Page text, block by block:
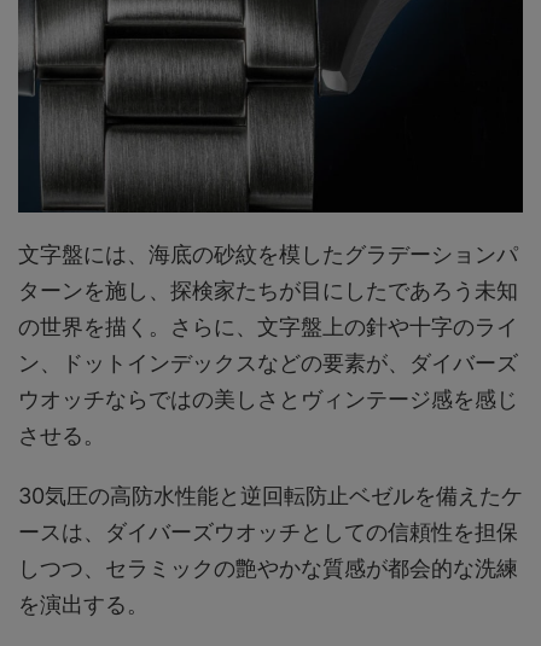
文字盤には、海底の砂紋を模したグラデーションパ
ターンを施し、探検家たちが目にしたであろう未知
の世界を描く。さらに、文字盤上の針や十字のライ
ン、ドットインデックスなどの要素が、ダイバーズ
ウオッチならではの美しさとヴィンテージ感を感じ
させる。
30気圧の高防水性能と逆回転防止ベゼルを備えたケ
ースは、ダイバーズウオッチとしての信頼性を担保
しつつ、セラミックの艶やかな質感が都会的な洗練
を演出する。